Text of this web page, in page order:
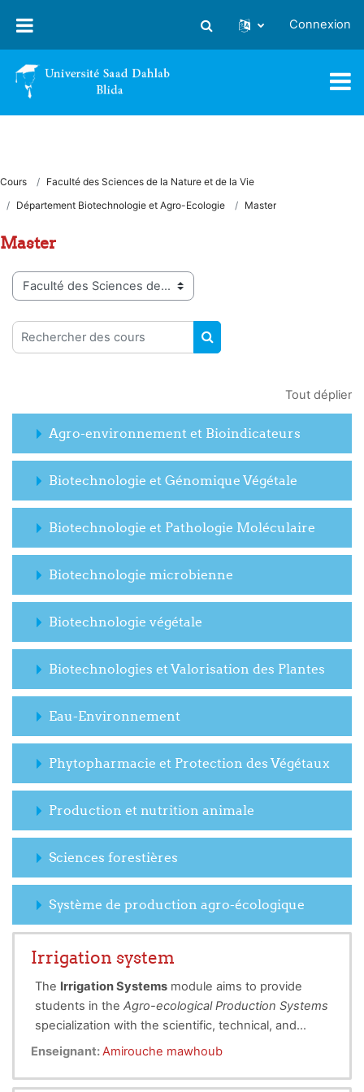
Activer/désactiver la saisie
Connexion
Cours
Faculté des Sciences de la Nature et de la Vie
Département Biotechnologie et Agro-Ecologie
Master
Master
Catégories de cours
Rechercher des cours
RECHERCHER DES
Tout déplier
Agro-environnement et Bioindicateurs
Biotechnologie et Génomique Végétale
Biotechnologie et Pathologie Moléculaire
Biotechnologie microbienne
Biotechnologie végétale
Biotechnologies et Valorisation des Plantes
Eau-Environnement
Phytopharmacie et Protection des Végétaux
Production et nutrition animale
Sciences forestières
Système de production agro-écologique
Irrigation system
The Irrigation Systems module aims to provide
students in the Agro-ecological Production Systems
specialization with the scientific, technical, and
environmental foundations for efficient water
hydraulic principles, the main irrigation methods
Enseignant:Amirouche mawhoub